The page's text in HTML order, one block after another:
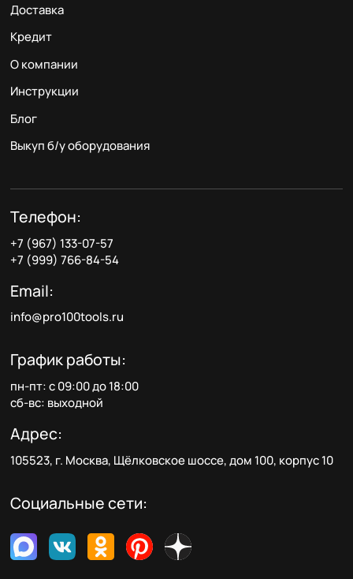
Доставка
Кредит
О компании
Инструкции
Блог
Выкуп б/у оборудования
Телефон:
+7 (967) 133-07-57
+7 (999) 766-84-54
Email:
info@pro100tools.ru
График работы:
пн-пт: с 09:00 до 18:00
сб-вс: выходной
Адрес:
105523, г. Москва, Щёлковское шоссе, дом 100, корпус 10
Социальные сети: